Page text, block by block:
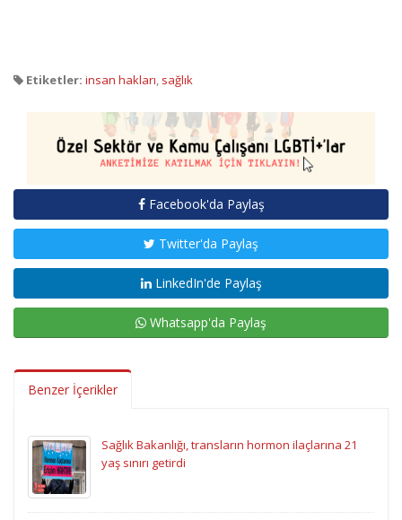
Etiketler: insan hakları, sağlık
Facebook'da Paylaş
Twitter'da Paylaş
LinkedIn'de Paylaş
Whatsapp'da Paylaş
Benzer İçerikler
Sağlık Bakanlığı, transların hormon ilaçlarına 21
yaş sınırı getirdi